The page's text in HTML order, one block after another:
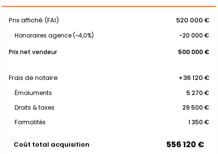
Prix affiché (FAI) 520 000 €
Honoraires agence (~4,0%)
-20 000 €
Prix net vendeur
500 000 €
Frais de notaire +36 120 €
Émoluments
5 270 €
Droits & taxes
29 500 €
Formalités
1 350 €
Coût total acquisition 556 120 €